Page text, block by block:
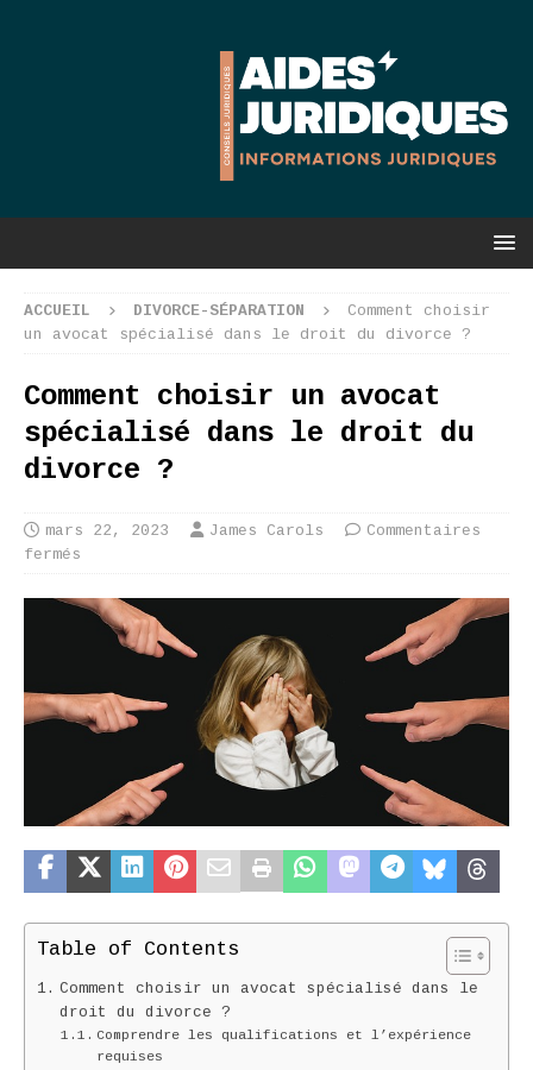
ACCUEIL DIVORCE-SÉPARATION
Comment choisir
un avocat spécialisé dans le droit du divorce ?
Comment choisir un avocat
spécialisé dans le droit du
divorce ?
mars 22, 2023 James Carols
Commentaires
fermés
Table of Contents
Comment choisir un avocat spécialisé dans le
droit du divorce ?
Comprendre les qualifications et l’expérience
requises